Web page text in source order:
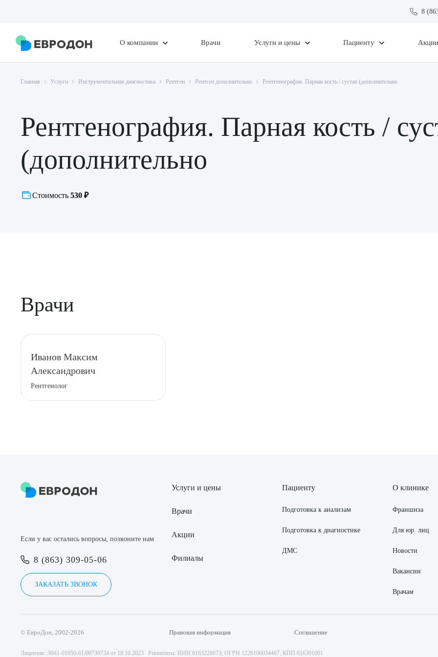
8
О компании Врачи Услуги и цены Пациенту Акции
Главная Услуги Инструментальная диагностика Рентген Рентген дополнительно Рентгенография. Парная кость / сустав (дополнительно
Рентгенография. Парная кость /
(дополнительно
Стоимость 530 ₽
Врачи
Иванов Максим
Александрович
Рентгенолог
Если у вас остались вопросы, позвоните нам
8 (863) 309-05-06
ЗАКАЗАТЬ ЗВОНОК
Услуги и цены
Врачи
Акции
Филиалы
Пациенту
Подготовка к анализам
Подготовка к диагностике
ДМС
О клинике
Франшиза
Для юр. лиц
Новости
Вакансии
Врачам
© ЕвроДон, 2002-2026 Правовая информация Соглашение
Лицензия: Л041-01050-61/00739734 от 18.10.2023 Реквизиты: ИНН 6163228073, ОГРН 1226100034467, КПП 616301001